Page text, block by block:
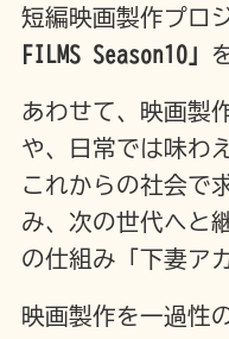
短編映画製作プロ
FILMS Season10」
あわせて、映画製
や、日常では味わ
これからの社会で
み、次の世代へと
の仕組み「下妻ア
映画製作を一過性